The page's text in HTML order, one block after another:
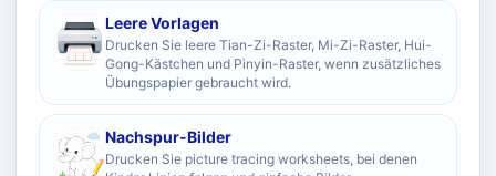
Leere Vorlagen
Drucken Sie leere Tian-Zi-Raster, Mi-Zi-Raster, Hui-
Gong-Kästchen und Pinyin-Raster, wenn zusätzliches
Übungspapier gebraucht wird.
Nachspur-Bilder
Drucken Sie picture tracing worksheets, bei denen